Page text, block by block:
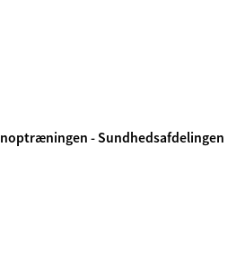
- Sundhedsafdelingen